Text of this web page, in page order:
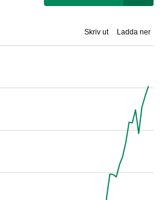
Ladda ner
Skriv ut